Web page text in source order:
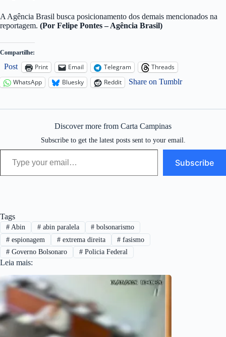
A Agência Brasil busca posicionamento dos demais mencionados na
reportagem. (Por Felipe Pontes – Agência Brasil)
Compartilhe:
Post Print Email Telegram
Threads
WhatsApp
Bluesky Reddit Share on Tumblr
Discover more from Carta Campinas
Subscribe to get the latest posts sent to your email.
Type your email…
Subscribe
Tags
#Abin #abin paralela # bolsonarismo
#espionagem #extrema direita # fasismo
#Governo Bolsonaro #Policia Federal
Leia mais: